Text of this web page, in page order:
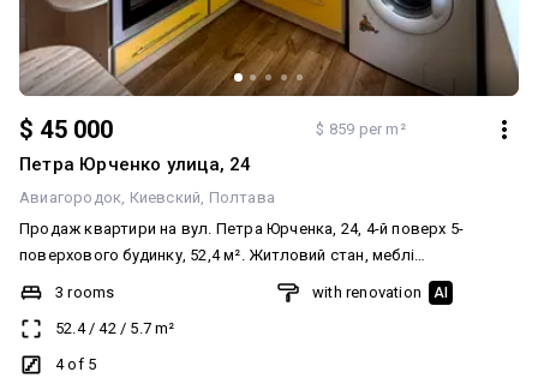
$ 45 000 $ 859 per m²
Петра Юрченко улица, 24
Авиагородок Киевский Полтава
Продаж квартири на вул. Петра Юрченка, 24, 4-й поверх 5-
поверхового будинку, 52,4 м². Житловий стан, меблі
залишаються, нова мідна проводка, газова колонка, балкон,
централізоване опалення. 45 000 $; Школа, дитсадок, магазини,
ринок і транспорт. Все окрім пральної машинки і комод у
залишається
3 rooms
52.4/42/ 5.7m²
4 of 5
with renovation AI